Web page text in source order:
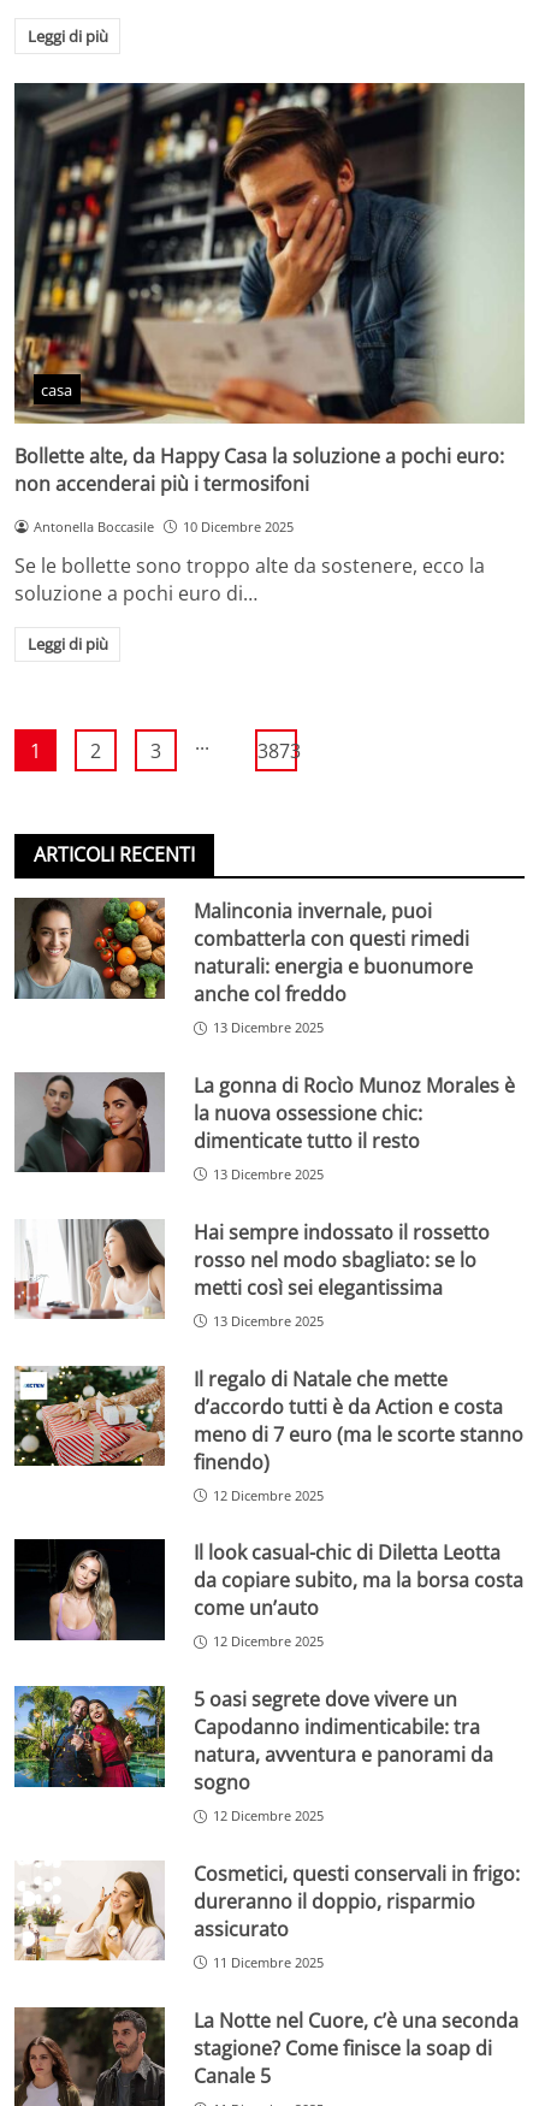
Leggi di più
casa
Bollette alte, da Happy Casa la soluzione a pochi euro:
non accenderai più i termosifoni
Antonella Boccasile 10 Dicembre 2025
Se le bollette sono troppo alte da sostenere, ecco la
soluzione a pochi euro di…
Leggi di più
1 2 3 ... 3873
ARTICOLI RECENTI
Malinconia invernale, puoi
combatterla con questi rimedi
naturali: energia e buonumore
anche col freddo
13 Dicembre 2025
La gonna di Rocìo Munoz Morales è
la nuova ossessione chic:
dimenticate tutto il resto
13 Dicembre 2025
Hai sempre indossato il rossetto
rosso nel modo sbagliato: se lo
metti così sei elegantissima
13 Dicembre 2025
Il regalo di Natale che mette
d’accordo tutti è da Action e costa
meno di 7 euro (ma le scorte stanno
finendo)
12 Dicembre 2025
Il look casual-chic di Diletta Leotta
da copiare subito, ma la borsa costa
come un’auto
12 Dicembre 2025
5 oasi segrete dove vivere un
Capodanno indimenticabile: tra
natura, avventura e panorami da
sogno
12 Dicembre 2025
Cosmetici, questi conservali in frigo:
dureranno il doppio, risparmio
assicurato
11 Dicembre 2025
La Notte nel Cuore, c’è una seconda
stagione? Come finisce la soap di
Canale 5